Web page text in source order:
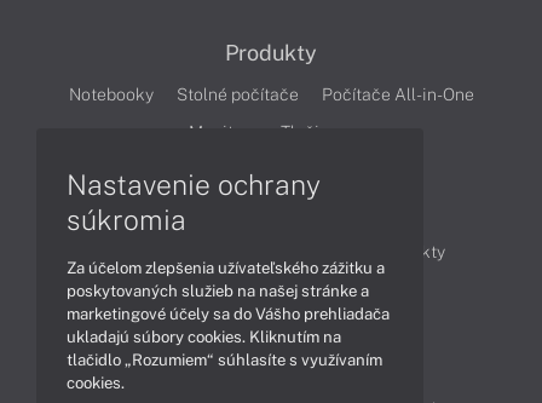
Produkty
Notebooky Stolné počítače
Počítače All-in-One
Monitory
Tlačiarne
Produkty
Technológie
Videá
Obsah
Nastavenie ochrany
súkromia
Za účelom zlepšenia užívateľského zážitku a
poskytovaných služieb na našej stránke a
marketingové účely sa do Vášho prehliadača
ukladajú súbory cookies. Kliknutím na
tlačidlo „Rozumiem“ súhlasíte s využívaním
cookies.